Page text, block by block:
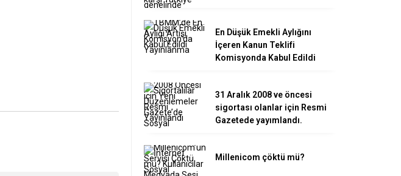
En Düşük Emekli Aylığını
İçeren Kanun Teklifi
Komisyonda Kabul Edildi
31 Aralık 2008 ve öncesi
sigortası olanlar için Resmi
Gazetede yayımlandı.
Millenicom çöktü mü?